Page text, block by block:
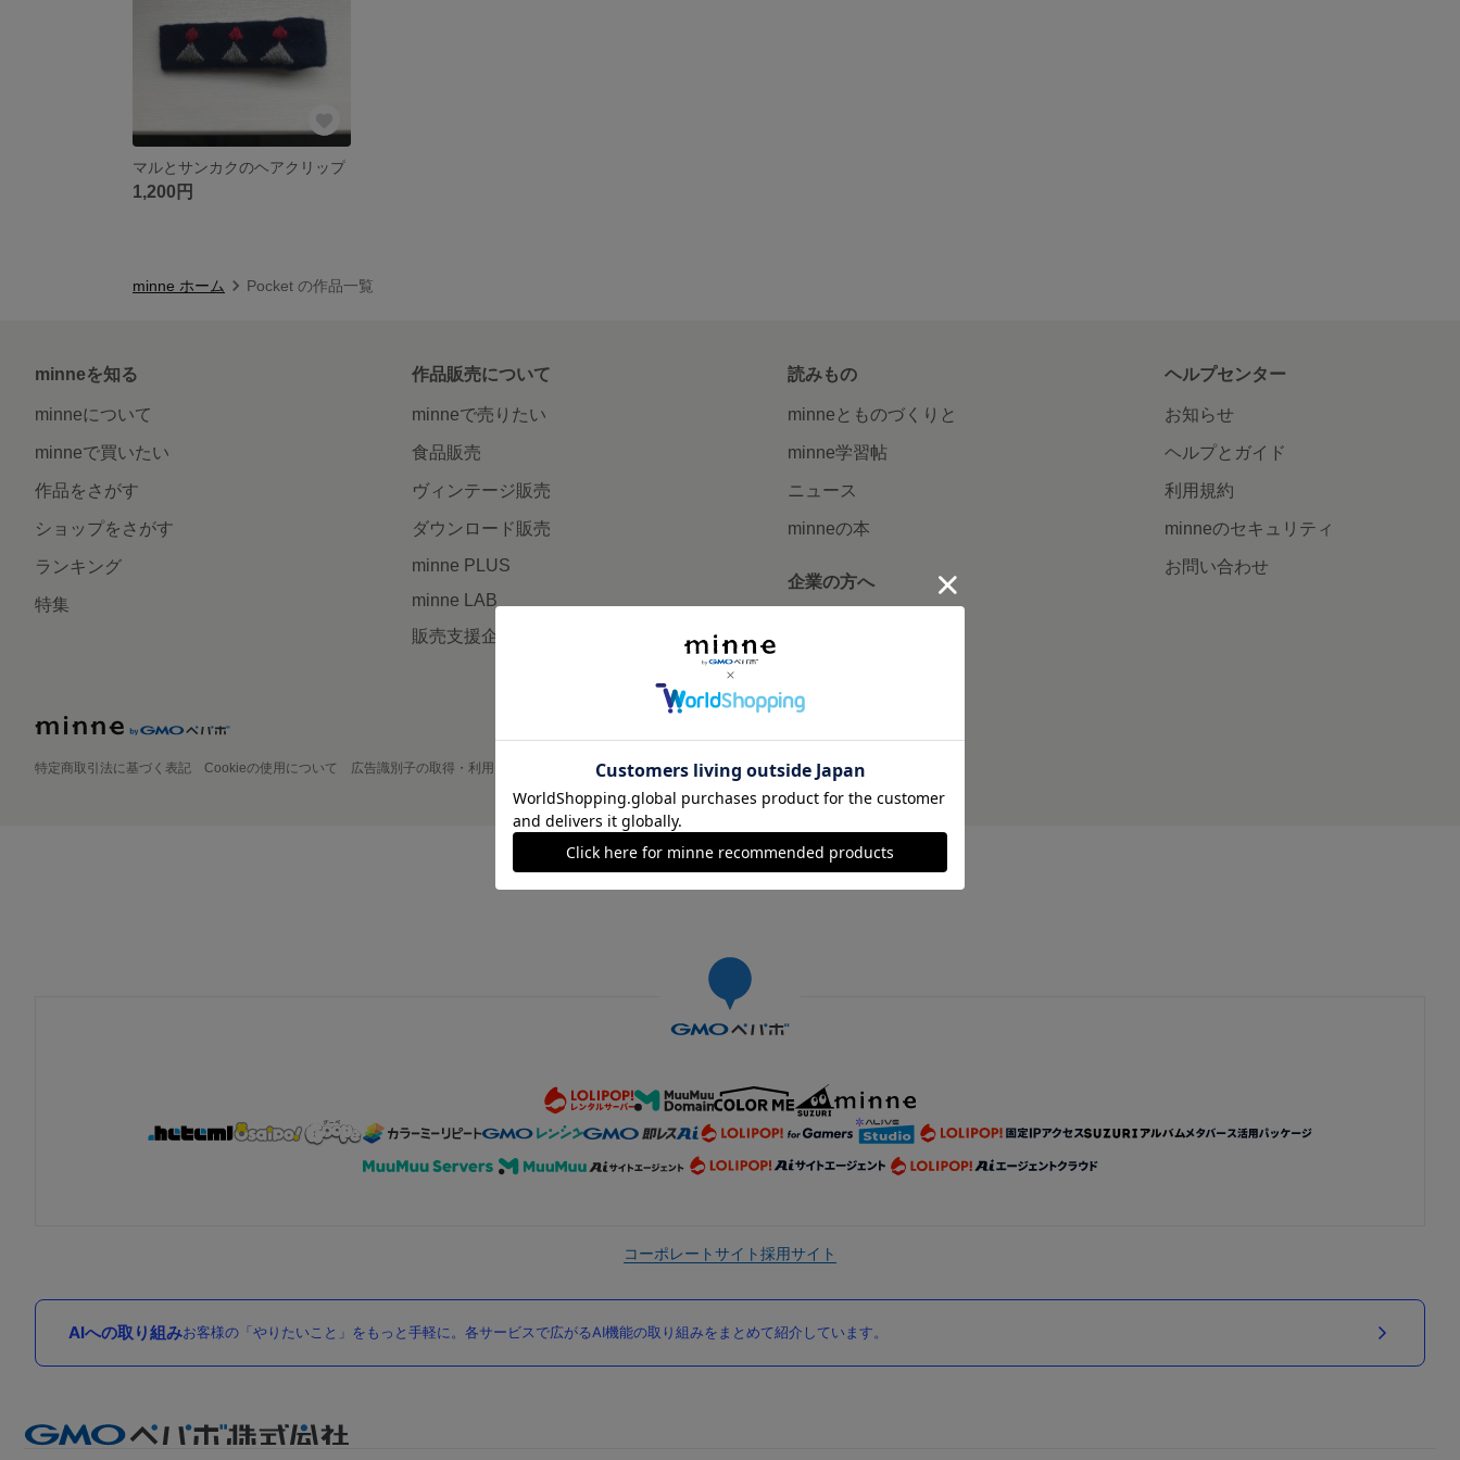
マルとサンカクのヘアクリップ
1,200円
minne ホーム Pocket の作品一覧
minneを知る
minneについて
minneで買いたい
作品をさがす
ショップをさがす
ランキング
特集
作品販売について
minneで売りたい
食品販売
ヴィンテージ販売
ダウンロード販売
minne PLUS
minne LAB
販売支援企画・イベント
読みもの
minneとものづくりと
minne学習帖
ニュース
minneの本
企業の方へ
ヘルプセンター
お知らせ
ヘルプとガイド
利用規約
minneのセキュリティ
お問い合わせ
特定商取引法に基づく表記 Cookieの使用について 広告識別子の取得・利用 プライバシーポリシー 会社概要 採用情報 メディアキット
©GMO Pepabo, Inc. All rights reserved.
コーポレートサイト採用サイト
AIへの取り組みお客様の「やりたいこと」をもっと手軽に。各サービスで広がるAI機能の取り組みをまとめて紹介しています。